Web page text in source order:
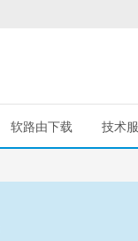
软路由下载 技术